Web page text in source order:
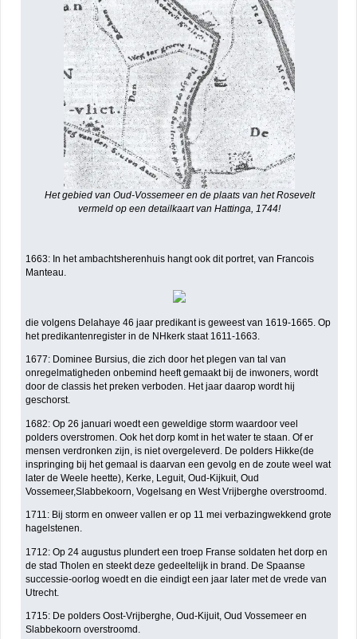
Het gebied van Oud-Vossemeer en de plaats van het Rosevelt
vermeld op een detailkaart van Hattinga, 1744!
1663: In het ambachtsherenhuis hangt ook dit portret, van Francois
Manteau.
die volgens Delahaye 46 jaar predikant is geweest van 1619-1665. Op
het predikantenregister in de NHkerk staat 1611-1663.
1677: Dominee Bursius, die zich door het plegen van tal van
onregelmatigheden onbemind heeft gemaakt bij de inwoners, wordt
door de classis het preken verboden. Het jaar daarop wordt hij
geschorst.
1682: Op 26 januari woedt een geweldige storm waardoor veel
polders overstromen. Ook het dorp komt in het water te staan. Of er
mensen verdronken zijn, is niet overgeleverd. De polders Hikke(de
inspringing bij het gemaal is daarvan een gevolg en de zoute weel wat
later de Weele heette), Kerke, Leguit, Oud-Kijkuit, Oud
Vossemeer,Slabbekoorn, Vogelsang en West Vrijberghe overstroomd.
1711: Bij storm en onweer vallen er op 11 mei verbazingwekkend grote
hagelstenen.
1712: Op 24 augustus plundert een troep Franse soldaten het dorp en
de stad Tholen en steekt deze gedeeltelijk in brand. De Spaanse
successie-oorlog woedt en die eindigt een jaar later met de vrede van
Utrecht.
1715: De polders Oost-Vrijberghe, Oud-Kijuit, Oud Vossemeer en
Slabbekoorn overstroomd.